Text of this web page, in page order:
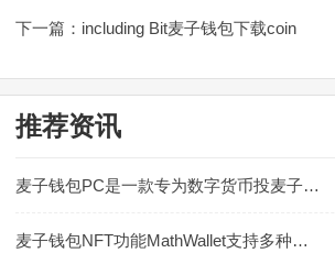
下一篇： including Bit麦子钱包下载coin
推荐资讯
麦子钱包PC是一款专为数字货币投麦子钱包下载资者设计的管理工
麦子钱包NFT功能MathWallet支持多种数字资产存储